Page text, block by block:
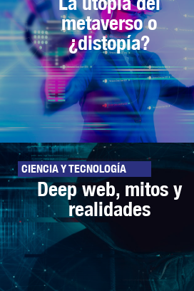
metaverso o
¿distopía?
CIENCIA Y TECNOLOGÍA
Deep web, mitos y
realidades